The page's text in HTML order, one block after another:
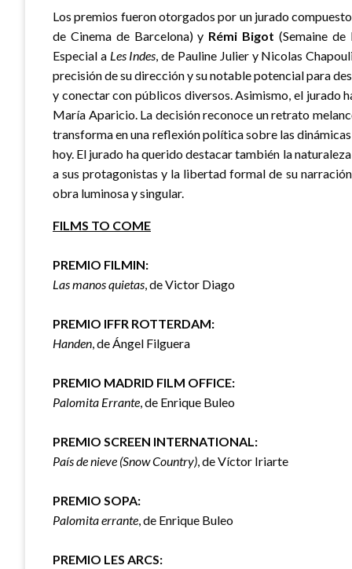
Los premios fueron otorgados por un jurado
de Cinema de Barcelona) y Rémi Bigot (Semaine
Especial aLes Indes, de Pauline Julier y Nicolas
precisión de su dirección y su notable potencial para
y conectar con públicos diversos. Asimismo, el jurado
María Aparicio. La decisión reconoce un retrato
transforma en una reflexión política sobre las
hoy. El jurado ha querido destacar también la
a sus protagonistas y la libertad formal de su
obra luminosa y singular.
FILMS TO COME
PREMIO FILMIN:
Las manos quietas, de Victor Diago
PREMIO IFFR ROTTERDAM:
Handen, de Ángel Filguera
PREMIO MADRID FILM OFFICE:
Palomita Errante, de Enrique Buleo
PREMIO SCREEN INTERNATIONAL:
País de nieve (Snow Country), de Víctor Iriarte
PREMIO SOPA:
Palomita errante, de Enrique Buleo
PREMIO LES ARCS: